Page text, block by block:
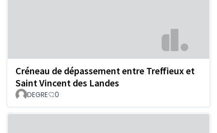
Créneau de dépassement entre Treffieux et
Saint Vincent des Landes
DEGRE 0